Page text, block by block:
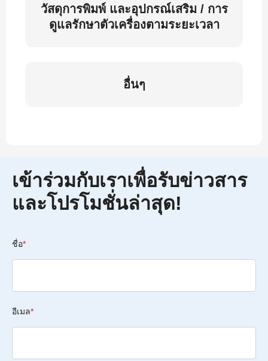
วัสดุการพิมพ์ และอุปกรณ์เสริม / การ
ดูแลรักษาตัวเครื่องตามระยะเวลา
อื่นๆ
เข้าร่วมกับเราเพื่อรับข่าวสาร
และโปรโมชั่นล่าสุด!
ชื่อ*
อีเมล*